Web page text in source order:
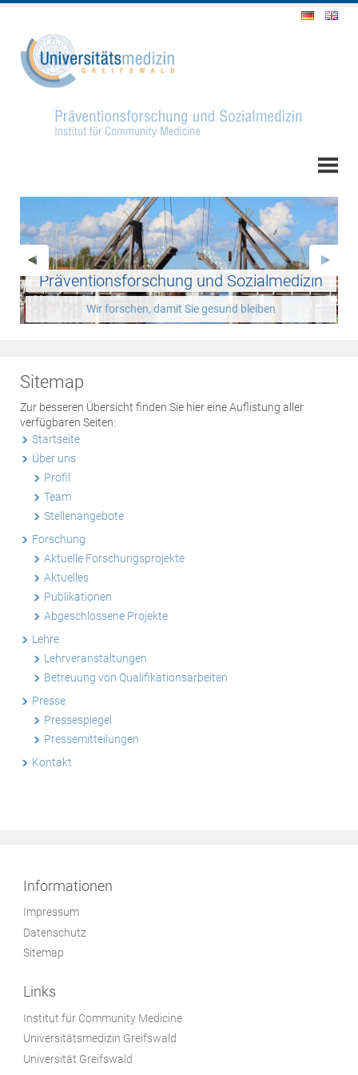
Präventionsforschung und Sozialmedizin
Wir forschen, damit Sie gesund bleiben
Forschung
für ein gesundes und langes Leben
Sitemap
Zur besseren Übersicht finden Sie hier eine Auflistung aller
verfügbaren Seiten:
Startseite
Über uns
Profil
Team
Stellenangebote
Forschung
Aktuelle Forschungsprojekte
Aktuelles
Publikationen
Abgeschlossene Projekte
Lehre
Lehrveranstaltungen
Betreuung von Qualifikationsarbeiten
Presse
Pressespiegel
Pressemitteilungen
Kontakt
Informationen
Impressum
Datenschutz
Sitemap
Links
Institut für Community Medicine
Universitätsmedizin Greifswald
Universität Greifswald